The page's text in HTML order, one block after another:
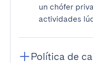
un chófer
actividades
Política de